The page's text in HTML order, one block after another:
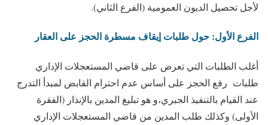
لأجل تحصيل الديون العمومية (الفرع الثاني).
الفرع الأول: حول طلبات إيقاف مسطرة الحجز على العقار
أغلب الطلبات التي تعرض على قاضي المستعجلات الإداري
طلبات رفع الحجز على أساس عدم احترام القابض لمبدأ التدرج
عند القيام بالتنفيذ الجبري،و هو تبليغ المدين بالإنذار (الفقرة
الأولى) وكذلك طلب المدين من قاضي المستعجلات الإداري